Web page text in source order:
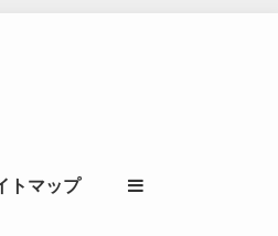
四柱推
トマップ